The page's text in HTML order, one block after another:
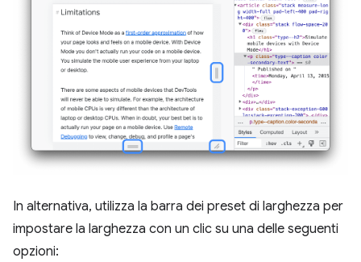
In alternativa, utilizza la barra dei preset di larghezza per
impostare la larghezza con un clic su una delle seguenti
opzioni: